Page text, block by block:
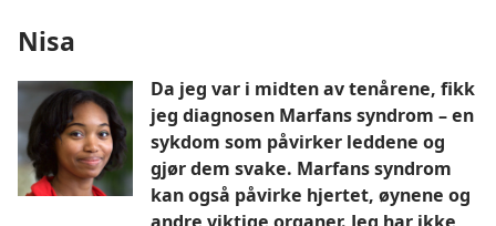
Nisa
Da jeg var i midten av tenårene, fikk
jeg diagnosen Marfans syndrom – en
sykdom som påvirker leddene og
gjør dem svake. Marfans syndrom
kan også påvirke hjertet, øynene og